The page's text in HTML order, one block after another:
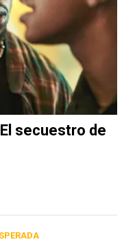
secuestro de